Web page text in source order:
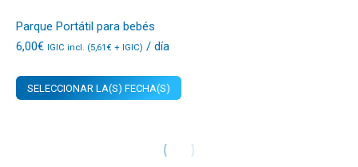
Parque Portátil para bebés
6,00€ IGIC incl. (5,61 € + IGIC) / día
SELECCIONAR LA(S) FECHA(S)